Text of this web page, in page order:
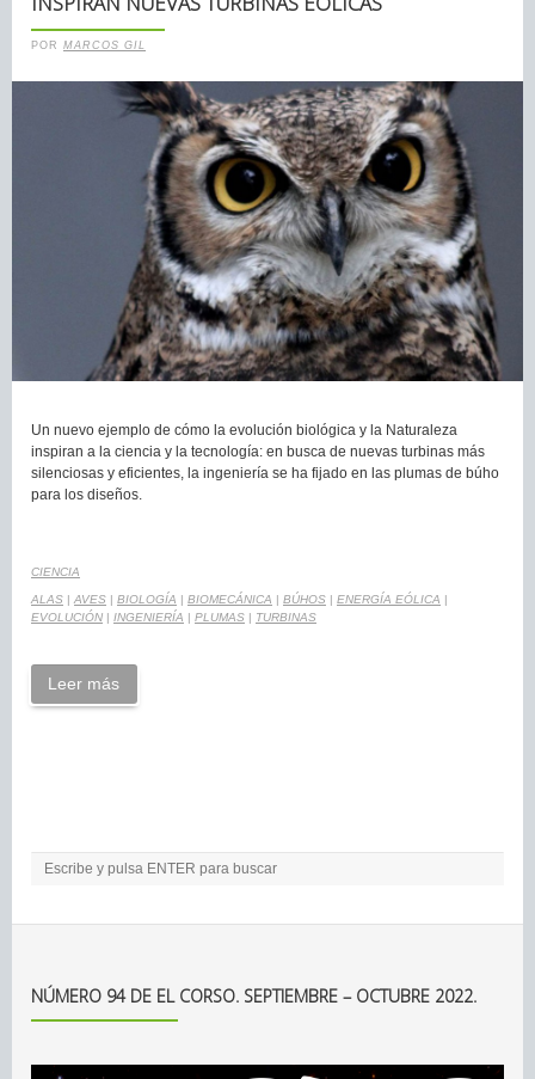
POR MARCOS GIL
Un nuevo ejemplo de cómo la evolución biológica y la Naturaleza
inspiran a la ciencia y la tecnología: en busca de nuevas turbinas más
silenciosas y eficientes, la ingeniería se ha fijado en las plumas de búho
para los diseños.
CIENCIA
ALAS AVES BIOLOGÍA BIOMECÁNICA BÚHOS ENERGÍA EÓLICA
EVOLUCIÓN
INGENIERÍA PLUMAS TURBINAS
Leer más
NÚMERO 94 DE EL CORSO. SEPTIEMBRE – OCTUBRE 2022.